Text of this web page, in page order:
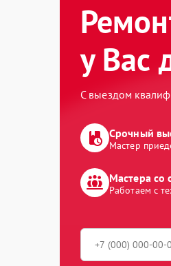
у Вас
С выездом
Срочный
Мастер
Мастера со
Работаем с